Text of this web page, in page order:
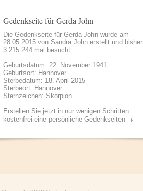
Gedenkseite für Gerda John
Die Gedenkseite für Gerda John wurde am
28.05.2015 von Sandra John erstellt und bisher
3.215.244 mal besucht.
Geburtsdatum: 22. November 1941
Geburtsort: Hannover
Sterbedatum: 18. April 2015
Sterbeort: Hannover
Sternzeichen: Skorpion
Erstellen Sie jetzt in nur wenigen Schritten
kostenfrei eine persönliche Gedenkseiten